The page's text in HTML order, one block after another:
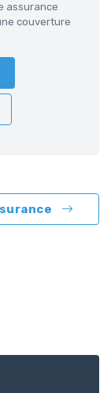
assurance
couverture